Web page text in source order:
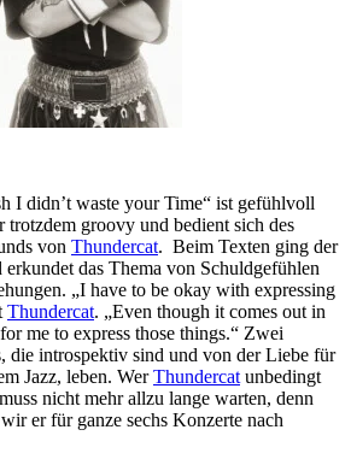
I didn’t waste your Time“ ist gefühlvoll
trotzdem groovy und bedient sich des
von Thundercat. Beim Texten ging der
das Thema von Schuldgefühlen
„I have to be okay with expressing
Thundercat. „Even though it comes out in
me to express those things.“ Zwei
die introspektiv sind und von der Liebe für
Jazz, leben. WerThundercatunbedingt
nicht mehr allzu lange warten, denn
er für ganze sechs Konzerte nach